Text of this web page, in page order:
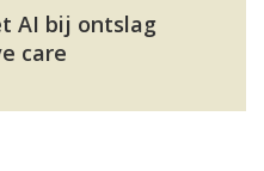
AI bij ontslag
care